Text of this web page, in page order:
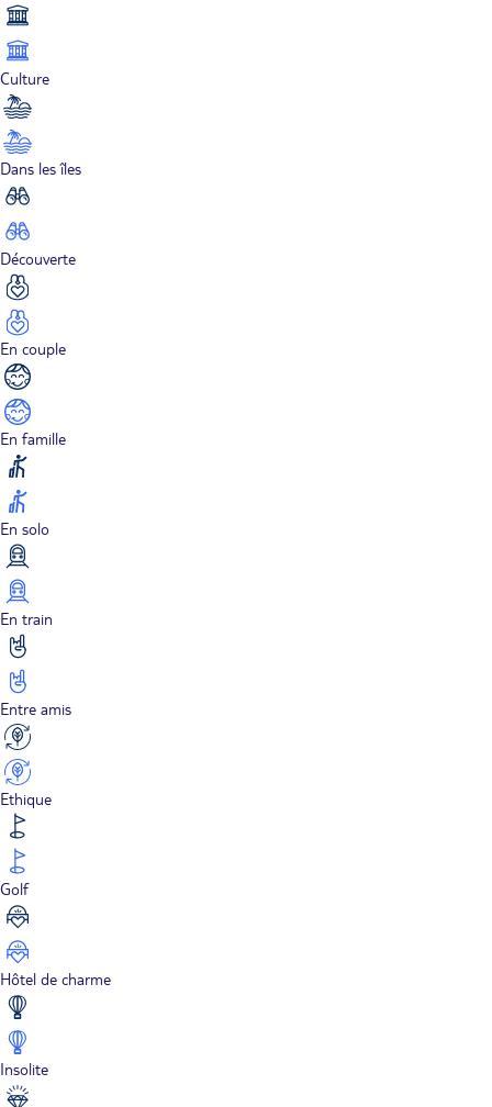
Culture
Dans les îles
Découverte
En couple
En famille
En solo
En train
Entre amis
Ethique
Golf
Hôtel de charme
Insolite